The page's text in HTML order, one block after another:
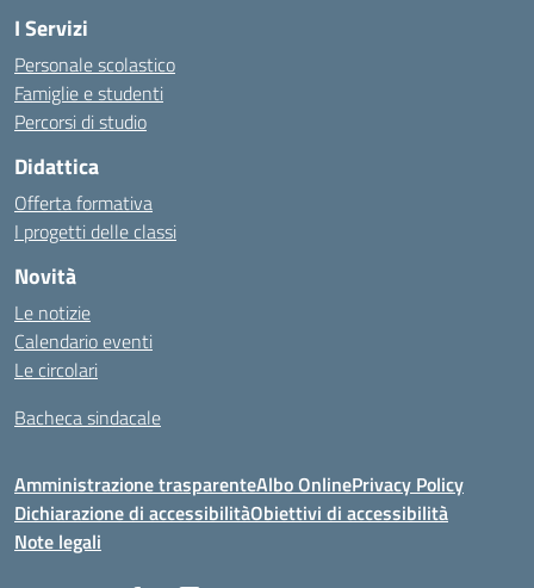
I Servizi
Personale scolastico
Famiglie e studenti
Percorsi di studio
Didattica
Offerta formativa
I progetti delle classi
Novità
Le notizie
Calendario eventi
Le circolari
Bacheca sindacale
Amministrazione trasparenteAlbo OnlinePrivacy Policy
Dichiarazione di accessibilitàObiettivi di accessibilità
Note legali